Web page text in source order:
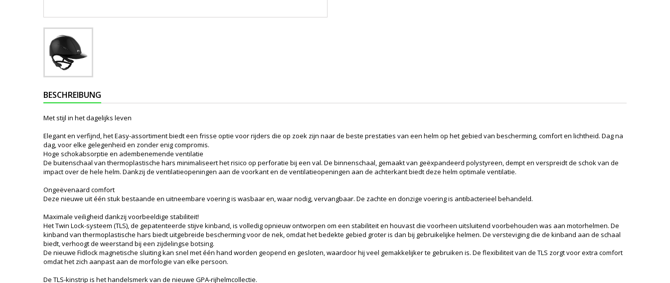
BESCHREIBUNG
Met stijl in het dagelijks leven
Elegant en verfijnd, het Easy-assortiment biedt een frisse optie voor rijders die op zoek zijn naar de beste prestaties van een helm op het gebied van bescherming, comfort en lichtheid. Dag na
dag, voor elke gelegenheid en zonder enig compromis.
Hoge schokabsorptie en adembenemende ventilatie
De buitenschaal van thermoplastische hars minimaliseert het risico op perforatie bij een val. De binnenschaal, gemaakt van geëxpandeerd polystyreen, dempt en verspreidt de schok van de
impact over de hele helm. Dankzij de ventilatieopeningen aan de voorkant en de ventilatieopeningen aan de achterkant biedt deze helm optimale ventilatie.
Ongeëvenaard comfort
Deze nieuwe uit één stuk bestaande en uitneembare voering is wasbaar en, waar nodig, vervangbaar. De zachte en donzige voering is antibacterieel behandeld.
Maximale veiligheid dankzij voorbeeldige stabiliteit!
Het Twin Lock-systeem (TLS), de gepatenteerde stijve kinband, is volledig opnieuw ontworpen om een stabiliteit en houvast die voorheen uitsluitend voorbehouden was aan motorhelmen. De
kinband van thermoplastische hars biedt uitgebreide bescherming voor de nek, omdat het bedekte gebied groter is dan bij gebruikelijke helmen. De versteviging die de kinband aan de schaal
biedt, verhoogt de weerstand bij een zijdelingse botsing.
De nieuwe Fidlock magnetische sluiting kan snel met één hand worden geopend en gesloten, waardoor hij veel gemakkelijker te gebruiken is. De flexibiliteit van de TLS zorgt voor extra comfort
omdat het zich aanpast aan de morfologie van elke persoon.
De TLS-kinstrip is het handelsmerk van de nieuwe GPA-rijhelmcollectie.